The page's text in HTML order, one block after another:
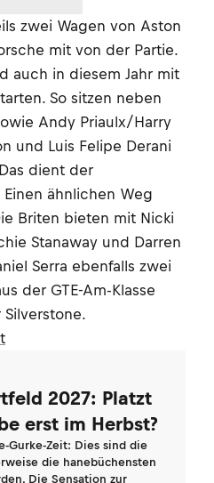
zwei Wagen von Aston
mit von der Partie.
auch in diesem Jahr mit
So sitzen neben
Andy Priaulx/Harry
und Luis Felipe Derani
dient der
ähnlichen Weg
Briten bieten mit Nicki
Stanaway und Darren
Serra ebenfalls zwei
der GTE-Am-Klasse
2027: Platzt
erst im Herbst?
Gurke-Zeit: Dies sind die
die hanebüchensten
Die Sensation zur